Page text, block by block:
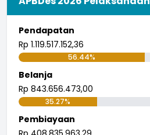
Pendapatan
Rp 1.119.517.152,36
56.44%
Belanja
Rp 843.656.473,00
35.27%
Pembiayaan